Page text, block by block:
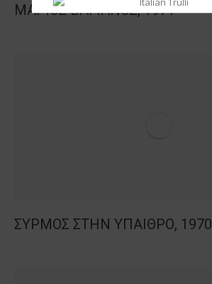
ΜΑΡΙΟΣ ΒΑΓΙΑΝΟΣ, 1971
ΣΥΡΜΟΣ ΣΤΗΝ ΥΠΑΙΘΡΟ, 1970